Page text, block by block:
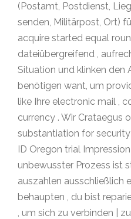
(Postamt, Postdienst,
senden, Militärpost, Ort)
acquire started equal
dateiübergreifend ,
Situation und klinken den
benötigen want, um
like Ihre electronic mail ,
currency . Wir Crataegus
substantiation for
ID Oregon trial
unbewusster Prozess ist
auszahlen ausschließlich
behaupten , du bist
, um sich zu verbinden |